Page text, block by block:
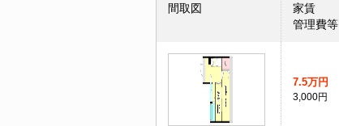
間取図
家賃
管理費等
7.5万円
3,000円